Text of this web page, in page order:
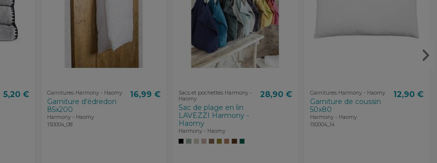
5,20 € Garnitures Harmony - Haomy
Garniture d'édredon
85x200
Harmony - Haomy
150004_08
16,99 €
Sacs et pochettes Harmony -
Haomy
Sac de plage en lin
LAVEZZI Harmony -
Haomy
Harmony - Haomy
28,90 € Garnitures Harmony - Haomy
Garniture de coussin
50x80
Harmony - Haomy
150004_14
12,90 €